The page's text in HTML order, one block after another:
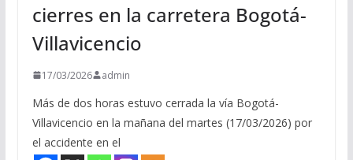
cierres en la carretera Bogotá-
Villavicencio
17/03/2026 admin
Más de dos horas estuvo cerrada la vía Bogotá-
Villavicencio en la mañana del martes (17/03/2026) por
el accidente en el